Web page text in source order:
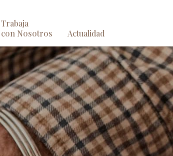
Trabaja
con Nosotros
Actualidad